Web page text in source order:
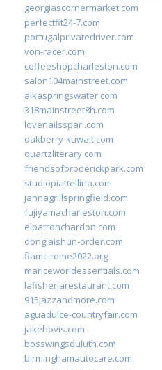
georgiascornermarket.com
perfectfit24-7.com
portugalprivatedriver.com
von-racer.com
coffeeshopcharleston.com
salon104mainstreet.com
alkaspringswater.com
318mainstreet8h.com
lovenailsspari.com
oakberry-kuwait.com
quartzliterary.com
friendsofbroderickpark.com
studiopiattellina.com
jannagrillspringfield.com
fujiyamacharleston.com
elpatronchardon.com
donglaishun-order.com
fiamc-rome2022.org
mariceworldessentials.com
lafisheriarestaurant.com
915jazzandmore.com
aguadulce-countryfair.com
jakehovis.com
bosswingsduluth.com
birminghamautocare.com